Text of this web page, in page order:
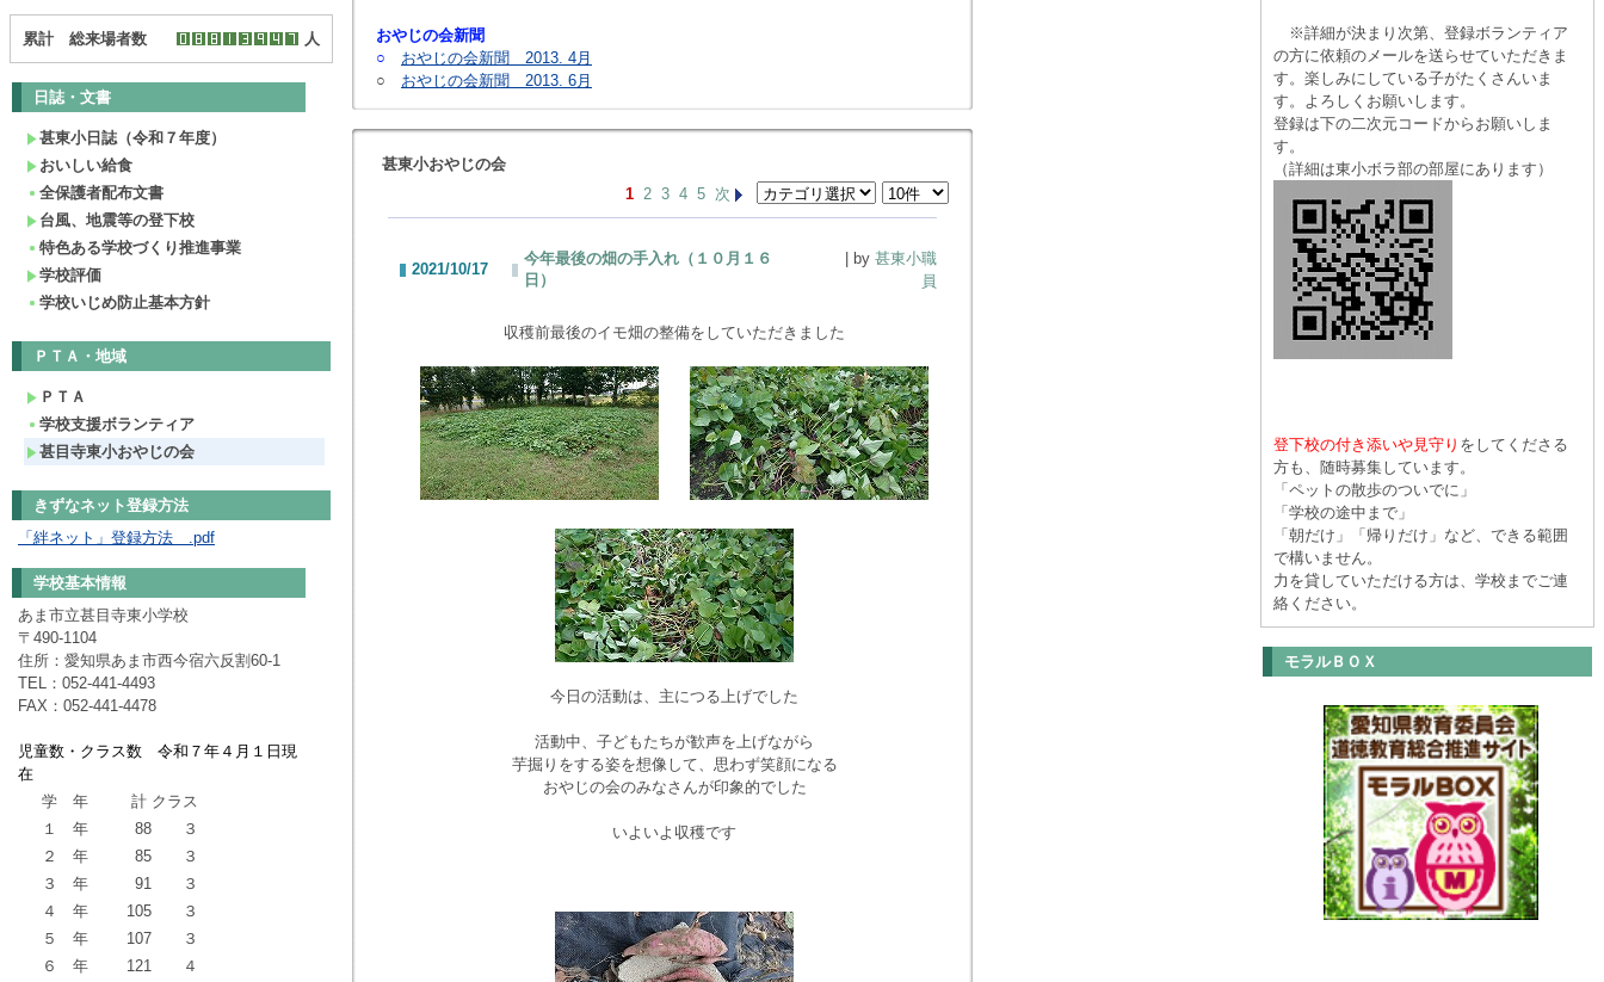
累計 総来場者数 人
日誌・文書
甚東小日誌（令和７年度）
おいしい給食
全保護者配布文書
台風、地震等の登下校
特色ある学校づくり推進事業
学校評価
学校いじめ防止基本方針
ＰＴＡ・地域
ＰＴＡ
学校支援ボランティア
甚目寺東小おやじの会
きずなネット登録方法
「絆ネット」登録方法 .pdf
学校基本情報
あま市立甚目寺東小学校
〒490-1104
住所：愛知県あま市西今宿六反割60-1
TEL：052-441-4493
FAX：052-441-4478
児童数・クラス数 令和７年４月１日現
在
学 年
計 クラス
１ 年
88
３
２ 年
85
３
３ 年
91
３
４ 年
105
３
５ 年
107
３
６ 年
121
４
おやじの会新聞
○ おやじの会新聞 2013. 4月
○ おやじの会新聞 2013. 6月
甚東小おやじの会
1 2 3 4 5 次
2021/10/17
今年最後の畑の手入れ（１０月１６
日）
| by 甚東小職
員
収穫前最後のイモ畑の整備をしていただきました
今日の活動は、主につる上げでした
活動中、子どもたちが歓声を上げながら
芋掘りをする姿を想像して、思わず笑顔になる
おやじの会のみなさんが印象的でした
いよいよ収穫です
※詳細が決まり次第、登録ボランティア
の方に依頼のメールを送らせていただきま
す。楽しみにしている子がたくさんいま
す。よろしくお願いします。
登録は下の二次元コードからお願いしま
す。
（詳細は東小ボラ部の部屋にあります）
登下校の付き添いや見守り をしてくださる
方も、随時募集しています。
「ペットの散歩のついでに」
「学校の途中まで」
「朝だけ」「帰りだけ」など、できる範囲
で構いません。
力を貸していただける方は、学校までご連
絡ください。
モラルＢＯＸ